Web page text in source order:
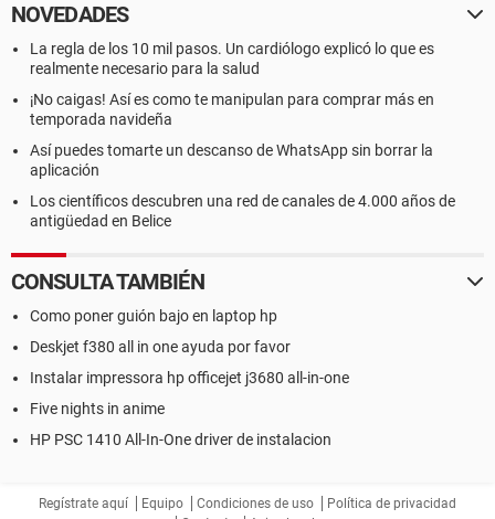
NOVEDADES
La regla de los 10 mil pasos. Un cardiólogo explicó lo que es
realmente necesario para la salud
¡No caigas! Así es como te manipulan para comprar más en
temporada navideña
Así puedes tomarte un descanso de WhatsApp sin borrar la
aplicación
Los científicos descubren una red de canales de 4.000 años de
antigüedad en Belice
CONSULTA TAMBIÉN
Como poner guión bajo en laptop hp
Deskjet f380 all in one ayuda por favor
Instalar impressora hp officejet j3680 all-in-one
Five nights in anime
HP PSC 1410 All-In-One driver de instalacion
Regístrate aquí Equipo Condiciones de uso
Política de privacidad